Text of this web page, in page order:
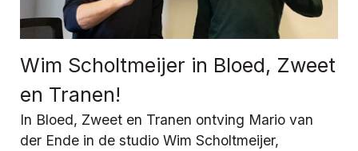
Wim Scholtmeijer in Bloed, Zweet
en Tranen!
In Bloed, Zweet en Tranen ontving Mario van
der Ende in de studio Wim Scholtmeijer,